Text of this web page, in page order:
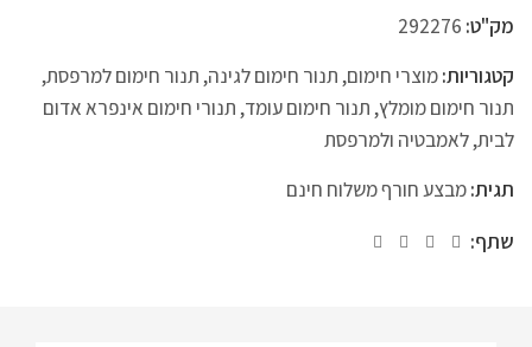
מק"ט: 292276
קטגוריות:מוצרי חימום, תנור חימום לגינה, תנור חימום למרפסת,
תנור חימום מומלץ, תנור חימום עומד, תנורי חימום אינפרא אדום
לבית, לאמבטיה ולמרפסת
תגית:מבצע חורף משלוח חינם
שתף: